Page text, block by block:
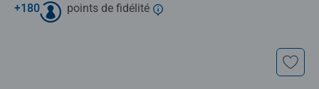
+180 points de fidélité